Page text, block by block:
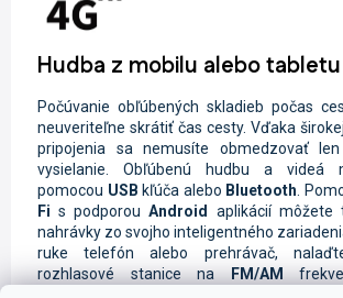
Hudba z mobilu alebo tabletu
Počúvanie obľúbených skladieb počas
neuveriteľne skrátiť čas cesty. Vďaka
pripojenia sa nemusíte obmedzovať
vysielanie. Obľúbenú hudbu a videá
pomocou USB kľúča alebo Bluetooth .
Fi s podporouAndroid
aplikácií môžete
nahrávky zo svojho inteligentného
ruke telefón alebo prehrávač,
rozhlasové stanice na FM/AM